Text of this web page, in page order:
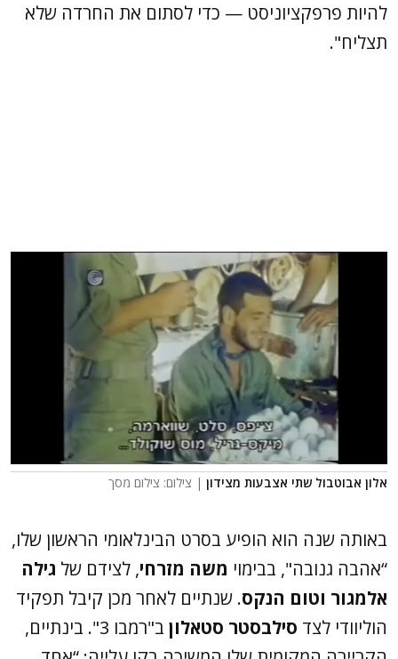
להיות פרפקציוניסט — כדי לסתום את החרדה שלא
תצליח".
אלון אבוטבול שתי אצבעות מצידון | צילום: צילום מסך
באותה שנה הוא הופיע בסרט הבינלאומי הראשון שלו,
“אהבה גנובה", בבימוי משה מזרחי, לצידם של גילה
אלמגור וטום הנקס. שנתיים לאחר מכן קיבל תפקיד
הוליוודי לצד סילבסטר סטאלון
ב"רמבו 3". בינתיים,